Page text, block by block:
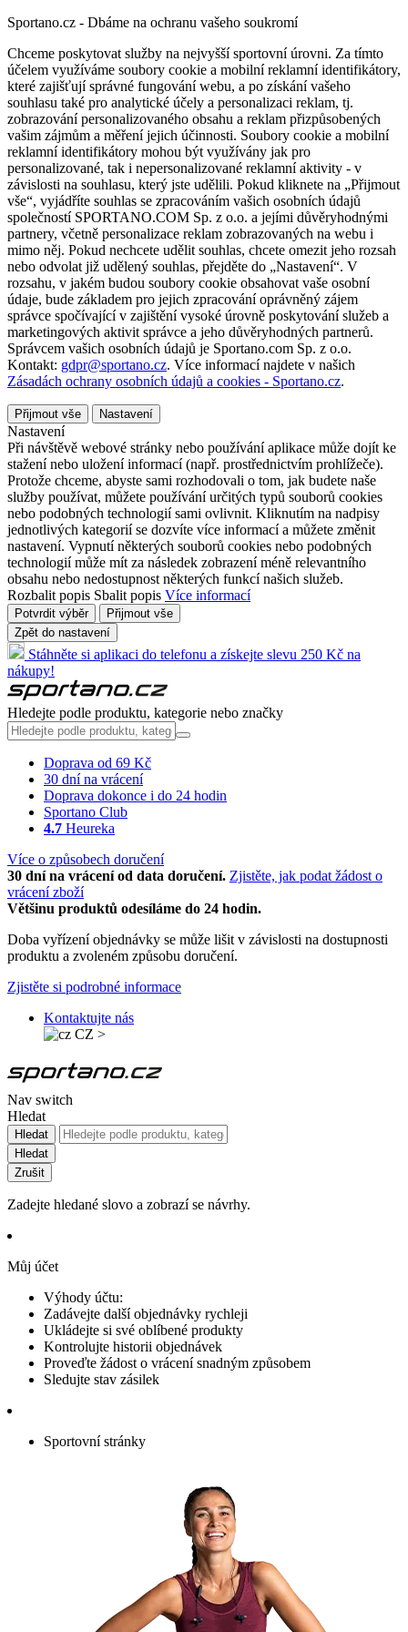
Sportano.cz - Dbáme na ochranu vašeho soukromí
Chceme poskytovat služby na nejvyšší sportovní úrovni. Za tímto
účelem využíváme soubory cookie a mobilní reklamní identifikátory,
které zajišťují správné fungování webu, a po získání vašeho
souhlasu také pro analytické účely a personalizaci reklam, tj.
zobrazování personalizovaného obsahu a reklam přizpůsobených
vašim zájmům a měření jejich účinnosti. Soubory cookie a mobilní
reklamní identifikátory mohou být využívány jak pro
personalizované, tak i nepersonalizované reklamní aktivity - v
závislosti na souhlasu, který jste udělili. Pokud kliknete na „Přijmout
vše“, vyjádříte souhlas se zpracováním vašich osobních údajů
společností SPORTANO.COM Sp. z o.o. a jejími důvěryhodnými
partnery, včetně personalizace reklam zobrazovaných na webu i
mimo něj. Pokud nechcete udělit souhlas, chcete omezit jeho rozsah
nebo odvolat již udělený souhlas, přejděte do „Nastavení“. V
rozsahu, v jakém budou soubory cookie obsahovat vaše osobní
údaje, bude základem pro jejich zpracování oprávněný zájem
správce spočívající v zajištění vysoké úrovně poskytování služeb a
marketingových aktivit správce a jeho důvěryhodných partnerů.
Správcem vašich osobních údajů je Sportano.com Sp. z o.o.
Kontakt: gdpr@sportano.cz. Více informací najdete v našich
Zásadách ochrany osobních údajů a cookies - Sportano.cz.
Přijmout vše Nastavení
Nastavení
Při návštěvě webové stránky nebo používání aplikace může dojít ke
stažení nebo uložení informací (např. prostřednictvím prohlížeče).
Protože chceme, abyste sami rozhodovali o tom, jak budete naše
služby používat, můžete používání určitých typů souborů cookies
nebo podobných technologií sami ovlivnit. Kliknutím na nadpisy
jednotlivých kategorií se dozvíte více informací a můžete změnit
nastavení. Vypnutí některých souborů cookies nebo podobných
technologií může mít za následek zobrazení méně relevantního
obsahu nebo nedostupnost některých funkcí našich služeb.
Rozbalit popis Sbalit popis Více informací
Potvrdit výběr
Přijmout vše
Zpět do nastavení
Stáhněte si aplikaci do telefonu a získejte slevu 250 Kč na
nákupy!
Hledejte podle produktu, kategorie nebo značky
Doprava od 69 Kč
30 dní na vrácení
Doprava dokonce i do 24 hodin
Sportano Club
4.7 Heureka
Více o způsobech doručení
30 dní na vrácení od data doručení. Zjistěte, jak podat žádost o
vrácení zboží
Většinu produktů odesíláme do 24 hodin.
Doba vyřízení objednávky se může lišit v závislosti na dostupnosti
produktu a zvoleném způsobu doručení.
Zjistěte si podrobné informace
Kontaktujte nás
CZ >
Nav switch
Hledat
Hledat
Hledat
Zrušit
Zadejte hledané slovo a zobrazí se návrhy.
Můj účet
Výhody účtu:
Zadávejte další objednávky rychleji
Ukládejte si své oblíbené produkty
Kontrolujte historii objednávek
Proveďte žádost o vrácení snadným způsobem
Sledujte stav zásilek
Sportovní stránky